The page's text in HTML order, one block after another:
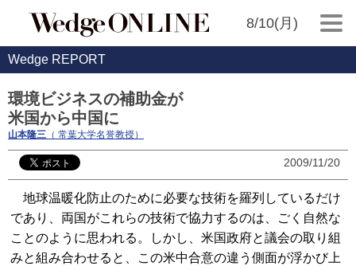
8/10(月)
Wedge REPORT
環境ビジネスの補助金が
米国から中国に
山本隆三 （ 常葉大学名誉教授）
2009/11/20
地球温暖化防止のために必要な技術を羅列しているだけ
であり、両国がこれらの技術で協力するのは、ごく自然な
ことのように思われる。しかし、米国政府と議会の取り組
みと組み合わせると、この米中合意の違う側面が浮かび上